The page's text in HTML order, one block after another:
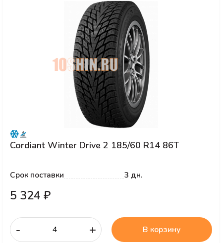
Cordiant Winter Drive 2 185/60 R14 86T
Срок поставки 3 дн.
5 324 ₽
- + В корзину